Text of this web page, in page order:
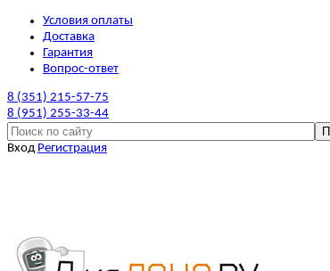
Условия оплаты
Доставка
Гарантия
Вопрос-ответ
8 (351) 215-57-75
8 (951) 255-33-44
Вход Регистрация